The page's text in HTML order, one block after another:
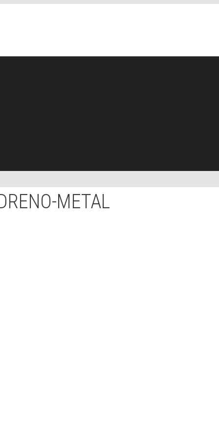
METAL